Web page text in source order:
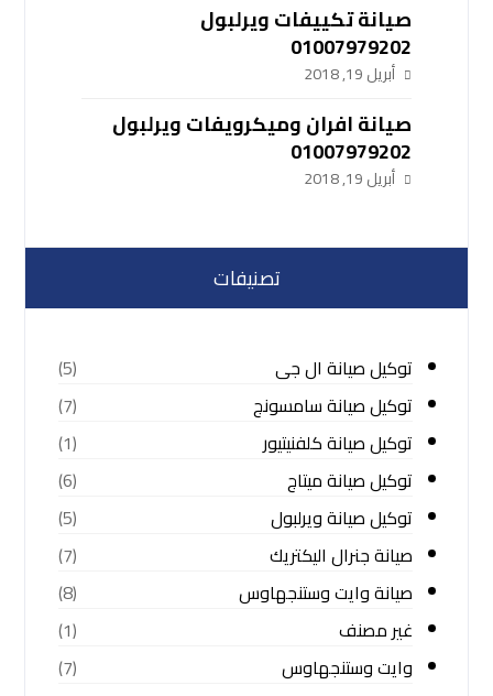
صيانة تكييفات ويرلبول
01007979202
أبريل 19, 2018
صيانة افران وميكرويفات ويرلبول
01007979202
أبريل 19, 2018
تصنيفات
توكيل صيانة ال جى
(5)
توكيل صيانة سامسونج
(7)
توكيل صيانة كلفنيتيور
(1)
توكيل صيانة ميتاج
(6)
توكيل صيانة ويرلبول
(5)
صيانة جنرال اليكتريك
(7)
صيانة وايت وستنجهاوس
(8)
غير مصنف
(1)
وايت وستنجهاوس
(7)